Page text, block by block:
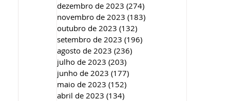
dezembro de 2023 (274)
novembro de 2023 (183)
outubro de 2023 (132)
setembro de 2023 (196)
agosto de 2023 (236)
julho de 2023 (203)
junho de 2023 (177)
maio de 2023 (152)
abril de 2023 (134)